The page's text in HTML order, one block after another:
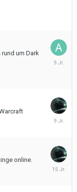
um Dark
3.
9.
online.
21.